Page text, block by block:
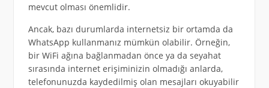
mevcut olması önemlidir.
Ancak, bazı durumlarda internetsiz bir ortamda da
WhatsApp kullanmanız mümkün olabilir. Örneğin,
bir WiFi ağına bağlanmadan önce ya da seyahat
sırasında internet erişiminizin olmadığı anlarda,
telefonunuzda kaydedilmiş olan mesajları okuyabilir